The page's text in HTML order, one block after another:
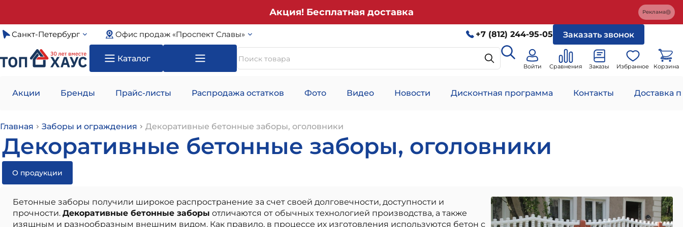
Акция! Бесплатная доставка Реклама
Санкт-Петербург Офис продаж «Проспект Славы» +7 (812) 244-95-05 Заказать звонок
Каталог
Войти Сравнения Заказы Избранное Корзина
Акции Бренды Прайс-листы Распродажа остатков Фото Видео Новости Дисконтная программа Контакты Доставка
Главная Заборы и ограждения Декоративные бетонные заборы, оголовники
Декоративные бетонные заборы, оголовники
О продукции
Бетонные заборы получили широкое распространение за счет своей долговечности, доступности и
прочности. Декоративные бетонные заборы отличаются от обычных технологией производства, а также
изящным и разнообразным внешним видом. Как правило, в процессе их изготовления используются бетон с